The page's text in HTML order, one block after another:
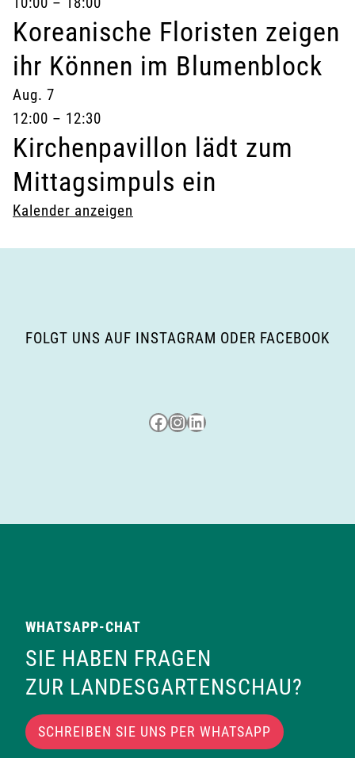
Koreanische Floristen zeigen
ihr Können im Blumenblock
Aug. 7
12:00 – 12:30
Kirchenpavillon lädt zum
Mittagsimpuls ein
Kalender anzeigen
FOLGT UNS AUF INSTAGRAM ODER FACEBOOK
Besuche uns auf Facebook
Besuche uns auf Instagram
LinkedIn
WHATSAPP-CHAT
SIE HABEN FRAGEN
ZUR LANDESGARTENSCHAU?
SCHREIBEN SIE UNS PER WHATSAPP